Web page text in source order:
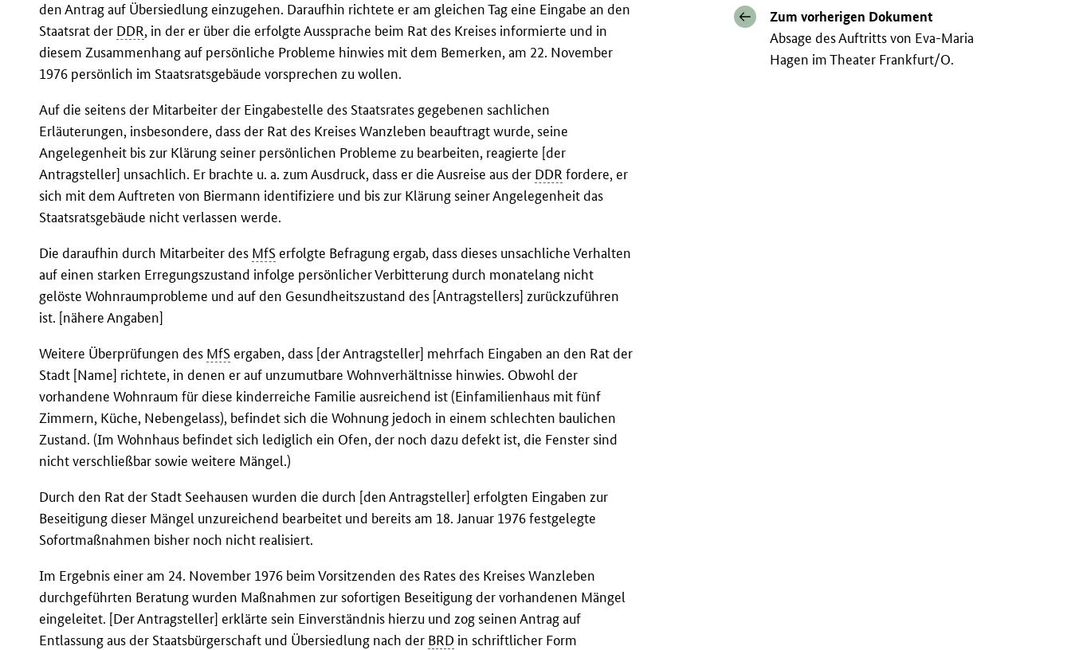
Zum vorherigen Dokument
Absage des Auftritts von Eva-Maria
Hagen im Theater Frankfurt/O.
den Antrag auf Übersiedlung einzugehen. Daraufhin richtete er am gleichen Tag eine Eingabe an den
Staatsrat der DDR, in der er über die erfolgte Aussprache beim Rat des Kreises informierte und in
diesem Zusammenhang auf persönliche Probleme hinwies mit dem Bemerken, am 22. November
1976 persönlich im Staatsratsgebäude vorsprechen zu wollen.
Auf die seitens der Mitarbeiter der Eingabestelle des Staatsrates gegebenen sachlichen
Erläuterungen, insbesondere, dass der Rat des Kreises Wanzleben beauftragt wurde, seine
Angelegenheit bis zur Klärung seiner persönlichen Probleme zu bearbeiten, reagierte [der
Antragsteller] unsachlich. Er brachte u. a. zum Ausdruck, dass er die Ausreise aus der DDR fordere, er
sich mit dem Auftreten von Biermann identifiziere und bis zur Klärung seiner Angelegenheit das
Staatsratsgebäude nicht verlassen werde.
Die daraufhin durch Mitarbeiter des MfS erfolgte Befragung ergab, dass dieses unsachliche Verhalten
auf einen starken Erregungszustand infolge persönlicher Verbitterung durch monatelang nicht
gelöste Wohnraumprobleme und auf den Gesundheitszustand des [Antragstellers] zurückzuführen
ist. [nähere Angaben]
Weitere Überprüfungen des MfS ergaben, dass [der Antragsteller] mehrfach Eingaben an den Rat der
Stadt [Name] richtete, in denen er auf unzumutbare Wohnverhältnisse hinwies. Obwohl der
vorhandene Wohnraum für diese kinderreiche Familie ausreichend ist (Einfamilienhaus mit fünf
Zimmern, Küche, Nebengelass), befindet sich die Wohnung jedoch in einem schlechten baulichen
Zustand. (Im Wohnhaus befindet sich lediglich ein Ofen, der noch dazu defekt ist, die Fenster sind
nicht verschließbar sowie weitere Mängel.)
Durch den Rat der Stadt Seehausen wurden die durch [den Antragsteller] erfolgten Eingaben zur
Beseitigung dieser Mängel unzureichend bearbeitet und bereits am 18. Januar 1976 festgelegte
Sofortmaßnahmen bisher noch nicht realisiert.
Im Ergebnis einer am 24. November 1976 beim Vorsitzenden des Rates des Kreises Wanzleben
durchgeführten Beratung wurden Maßnahmen zur sofortigen Beseitigung der vorhandenen Mängel
eingeleitet. [Der Antragsteller] erklärte sein Einverständnis hierzu und zog seinen Antrag auf
Entlassung aus der Staatsbürgerschaft und Übersiedlung nach der BRD in schriftlicher Form